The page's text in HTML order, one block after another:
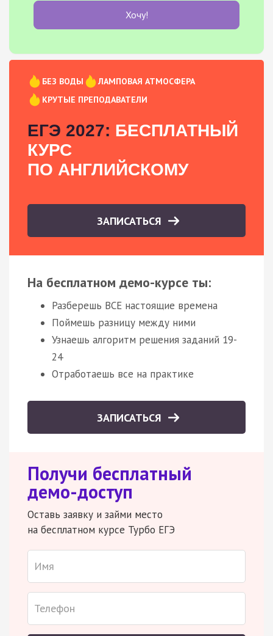
Хочу!
БЕЗ ВОДЫ
ЛАМПОВАЯ АТМОСФЕРА
КРУТЫЕ ПРЕПОДАВАТЕЛИ
ЕГЭ 2027: БЕСПЛАТНЫЙ
КУРС
ПО АНГЛИЙСКОМУ
ЗАПИСАТЬСЯ
На бесплатном демо-курсе ты:
Разберешь ВСЕ настоящие времена
Поймешь разницу между ними
Узнаешь алгоритм решения заданий 19-
24
Отработаешь все на практике
ЗАПИСАТЬСЯ
Получи бесплатный
демо-доступ
Оставь заявку и займи место
на бесплатном курсе Турбо ЕГЭ